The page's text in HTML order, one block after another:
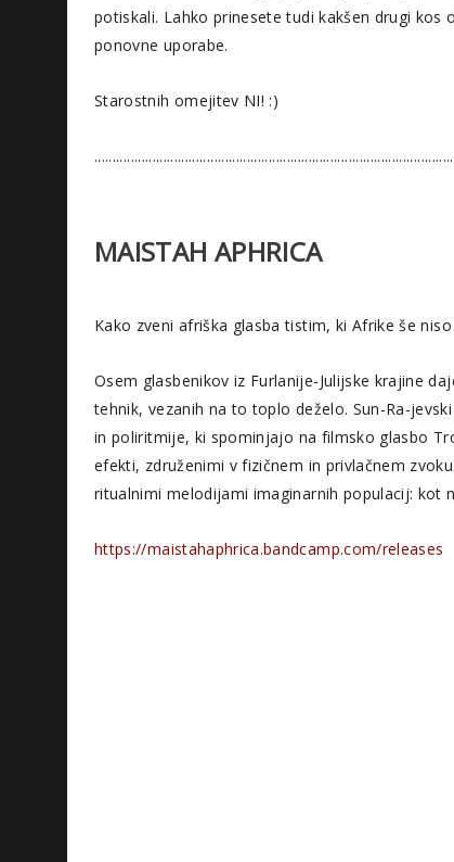
potiskali. Lahko prinesete tudi kakšen drugi
ponovne uporabe.
Starostnih omejitev NI! :)
MAISTAH APHRICA
Kako zveni afriška glasba tistim, ki Afrike še
Osem glasbenikov iz Furlanije-Julijske krajine
tehnik, vezanih na to toplo deželo. Sun-Ra-
in poliritmije, ki spominjajo na filmsko glasbo
efekti, združenimi v fizičnem in privlačnem
ritualnimi melodijami imaginarnih populacij: kot
https://maistahaphrica.bandcamp.com/releases